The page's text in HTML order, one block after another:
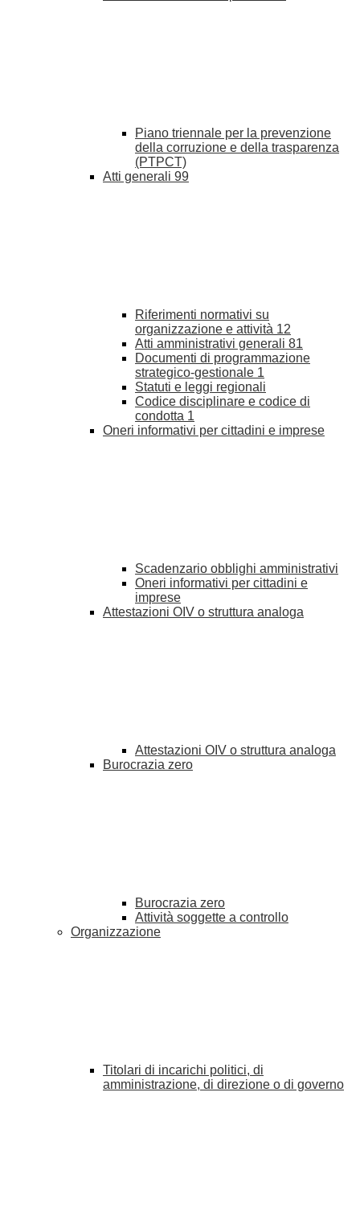
Piano triennale per la prevenzione
della corruzione e della trasparenza
(PTPCT)
Atti generali 99
Riferimenti normativi su
organizzazione e attività 12
Atti amministrativi generali 81
Documenti di programmazione
strategico-gestionale 1
Statuti e leggi regionali
Codice disciplinare e codice di
condotta 1
Oneri informativi per cittadini e imprese
Scadenzario obblighi amministrativi
Oneri informativi per cittadini e
imprese
Attestazioni OIV o struttura analoga
Attestazioni OIV o struttura analoga
Burocrazia zero
Burocrazia zero
Attività soggette a controllo
Organizzazione
Titolari di incarichi politici, di
amministrazione, di direzione o di governo